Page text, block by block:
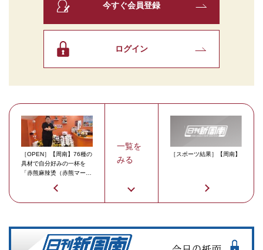
今すぐ会員登録
ログイン
［OPEN］【周南】76種の
具材で自分好みの一杯を
「赤熊麻辣烫（赤熊マーラ
一覧を
みる
［スポーツ結果］【周南】